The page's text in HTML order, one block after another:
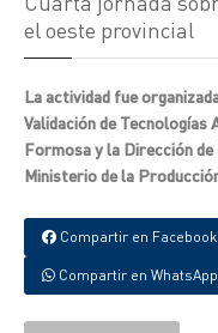
el oeste provincial
La actividad fue
Validación de Tecnologías
Formosa y la Dirección
Ministerio de la
Compartir en Facebook
Compartir en WhatsApp